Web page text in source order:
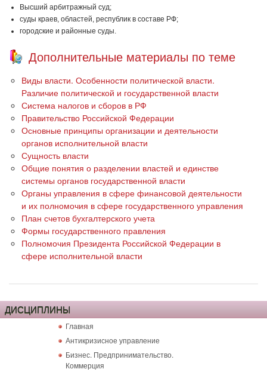
Высший арбитражный суд;
суды краев, областей, республик в составе РФ;
городские и районные суды.
Дополнительные материалы по теме
Виды власти. Особенности политической власти.
Различие политической и государственной власти
Система налогов и сборов в РФ
Правительство Российской Федерации
Основные принципы организации и деятельности
органов исполнительной власти
Сущность власти
Общие понятия о разделении властей и единстве
системы органов государственной власти
Органы управления в сфере финансовой деятельности
и их полномочия в сфере государственного управления
План счетов бухгалтерского учета
Формы государственного правления
Полномочия Президента Российской Федерации в
сфере исполнительной власти
ДИСЦИПЛИНЫ
Главная
Антикризисное управление
Бизнес. Предпринимательство.
Коммерция